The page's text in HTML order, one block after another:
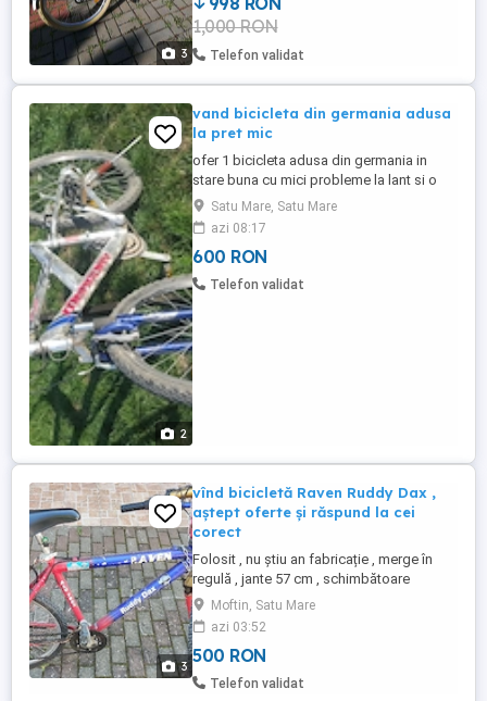
3
1,000 RON
Telefon validat
2
vand bicicleta din germania adusa
la pret mic
ofer 1 bicicleta adusa din germania in
stare buna cu mici probleme la lant si o
fac conform cerintei nu am folosit pret
negocisbil putin 600 lei
Satu Mare, Satu Mare
azi 08:17
600 RON
Telefon validat
3
vînd bicicletă Raven Ruddy Dax ,
aștept oferte și răspund la cei
corect
Folosit , nu știu an fabricație , merge în
regulă , jante 57 cm , schimbătoare
Shimano
Moftin, Satu Mare
azi 03:52
500 RON
Telefon validat